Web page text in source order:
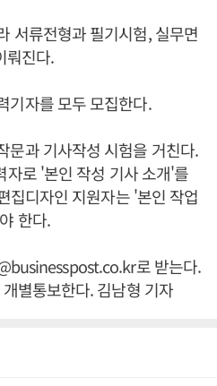
서류전형과 필기시험, 실무면
뤄진다.
기자를 모두 모집한다.
문과 기사작성 시험을 거친다.
자로 '본인 작성 기사 소개'를
집디자인 지원자는 '본인 작업
한다.
로 받는다.
별통보한다. 김남형 기자